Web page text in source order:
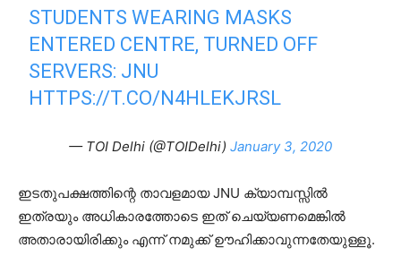
STUDENTS WEARING MASKS
ENTERED CENTRE, TURNED OFF
SERVERS: JNU
HTTPS://T.CO/N4HLEKJRSL
— TOI Delhi (@TOIDelhi) January 3, 2020
ഇടതുപക്ഷത്തിന്റെ താവളമായ JNU ക്യാമ്പസ്സിൽ
ഇത്രയും അധികാരത്തോടെ ഇത് ചെയ്യണമെങ്കിൽ
അതാരായിരിക്കും എന്ന് നമുക്ക് ഊഹിക്കാവുന്നതേയുള്ളൂ.